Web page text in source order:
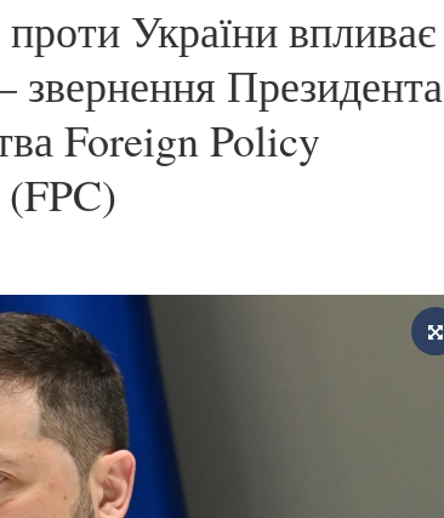
України впливає
звернення Президента
Foreign Policy